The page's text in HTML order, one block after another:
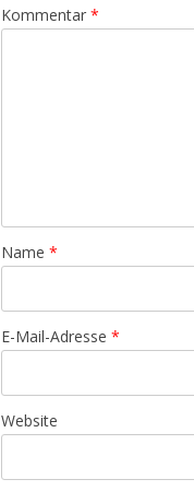
Kommentar *
Name *
E-Mail-Adresse *
Website